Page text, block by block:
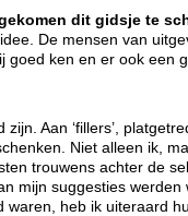
dit gidsje te
De mensen van
goed ken en er ook een
Aan ‘fillers’,
Niet alleen ik,
trouwens achter de
mijn suggesties werden
waren, heb ik uiteraard